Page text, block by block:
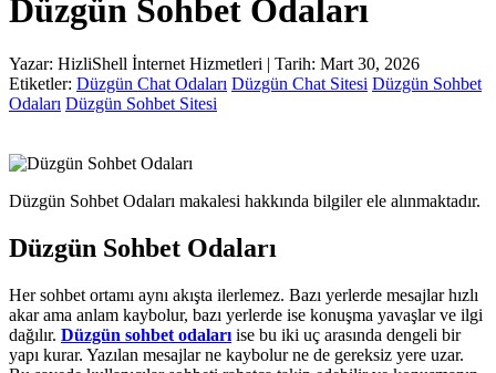
Düzgün Sohbet Odaları
Yazar: HizliShell İnternet Hizmetleri | Tarih: Mart 30, 2026
Etiketler: Düzgün Chat Odaları Düzgün Chat Sitesi Düzgün Sohbet
Odaları Düzgün Sohbet Sitesi
Düzgün Sohbet Odaları makalesi hakkında bilgiler ele alınmaktadır.
Düzgün Sohbet Odaları
Her sohbet ortamı aynı akışta ilerlemez. Bazı yerlerde mesajlar hızlı
akar ama anlam kaybolur, bazı yerlerde ise konuşma yavaşlar ve ilgi
dağılır. Düzgün sohbet odaları ise bu iki uç arasında dengeli bir
yapı kurar. Yazılan mesajlar ne kaybolur ne de gereksiz yere uzar.